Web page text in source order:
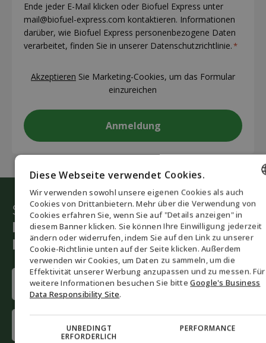
Ende jeder E-Mail klicken oder Biofuel Express unter
mail@biofuel-express.com kontaktieren. Informationen
darüber, wie Biofuel Express personenbezogene Daten
verarbeitet, finden Sie in unserer Datenschutzrichtlinie.*
Akzeptieren Sie Marketing-Cookies, um das Formular
einzureichen
Starten Sie die grüne Umstellung
Lassen Sie sich von unseren
Beratern helfen
Name
(erforderlich)
First
ENGLISH
DANISH
GERMAN
NORWEGIAN
SWEDISH
Diese Webseite verwendet Cookies.
Wir verwenden sowohl unsere eigenen Cookies als auch
Cookies von Drittanbietern. Mehr über die Verwendung von
Cookies erfahren Sie, wenn Sie auf "Details anzeigen" in
diesem Banner klicken. Sie können Ihre Einwilligung jederzeit
ändern oder widerrufen, indem Sie auf den Link zu unserer
Cookie-Richtlinie unten auf der Seite klicken. Außerdem
verwenden wir Cookies, um Daten zu sammeln, um die
Effektivität unserer Werbung anzupassen und zu messen. Für
weitere Informationen besuchen Sie bitteGoogle's Business
Data Responsibility Site.
UNBEDINGT
ERFORDERLICH
PERFORMANCE